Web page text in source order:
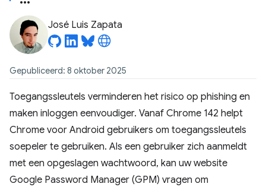
José Luis Zapata
Gepubliceerd: 8 oktober 2025
Toegangssleutels verminderen het risico op phishing en
maken inloggen eenvoudiger. Vanaf Chrome 142 helpt
Chrome voor Android gebruikers om toegangssleutels
soepeler te gebruiken. Als een gebruiker zich aanmeldt
met een opgeslagen wachtwoord, kan uw website
Google Password Manager (GPM) vragen om